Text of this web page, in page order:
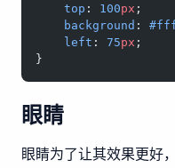
    top
: 100px ;
    background
:
    left
: 75px ;
}
眼睛
眼睛为了让其效果更好